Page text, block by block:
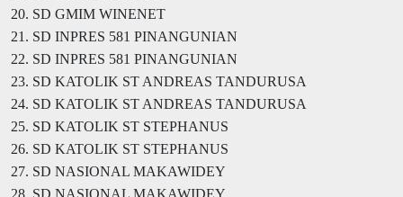
20. SD GMIM WINENET
21. SD INPRES 581 PINANGUNIAN
22. SD INPRES 581 PINANGUNIAN
23. SD KATOLIK ST ANDREAS TANDURUSA
24. SD KATOLIK ST ANDREAS TANDURUSA
25. SD KATOLIK ST STEPHANUS
26. SD KATOLIK ST STEPHANUS
27. SD NASIONAL MAKAWIDEY
28. SD NASIONAL MAKAWIDEY